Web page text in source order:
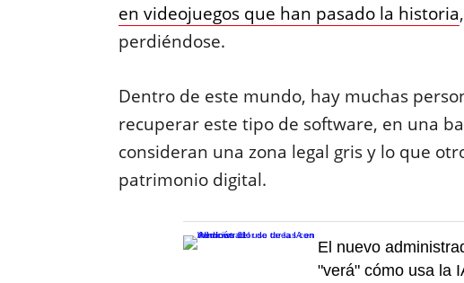
en videojuegos que han pasado la historia
perdiéndose.
Dentro de este mundo, hay muchas
recuperar este tipo de software, en una
consideran una zona legal gris y lo que
patrimonio digital.
El nuevo
"verá" cómo usa la